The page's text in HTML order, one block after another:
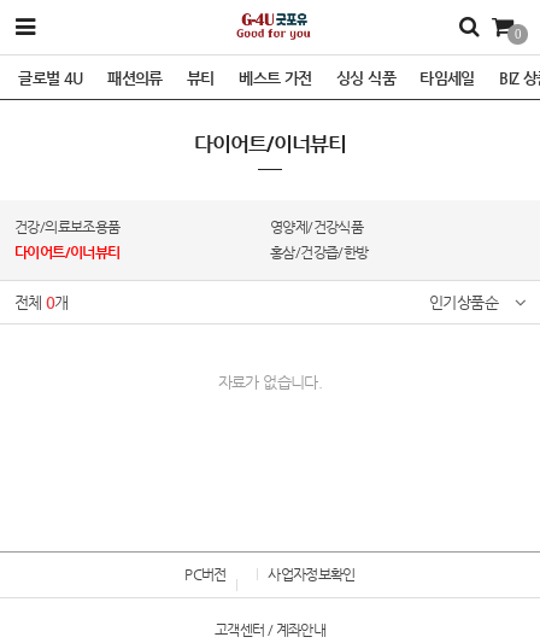
0
글로벌 4U 패션의류 뷰티 베스트 가전 싱싱 식품 타임세일 BIZ
다이어트/이너뷰티
건강/의료보조용품
영양제/건강식품
다이어트/이너뷰티
홍삼/건강즙/한방
전체0개 인기상품순
자료가 없습니다.
PC버전 사업자정보확인
고객센터 / 계좌안내